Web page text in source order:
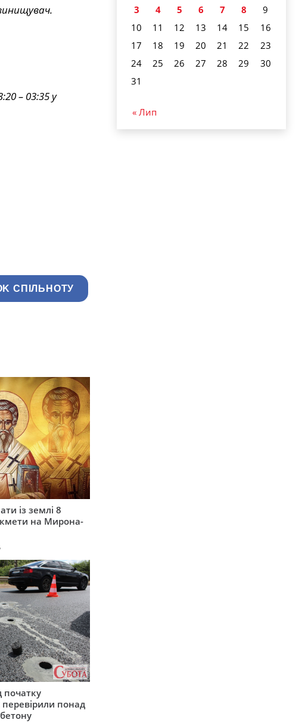
– 03:35 у
СПІЛЬНОТУ
із землі 8
на Мирона-
початку
перевірили понад
3
4 5 6 7 8
9
10
11 12 13 14 15
16
17
18 19 20 21 22
23
24
25 26 27 28 29
30
31
« Лип